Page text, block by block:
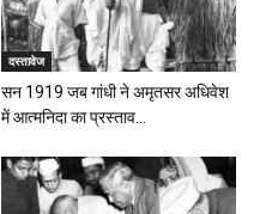
दस्तावेज
सन 1919 जब गांधी ने अमृतसर अधिवेश
में आत्मनिदा का प्रस्ताव...